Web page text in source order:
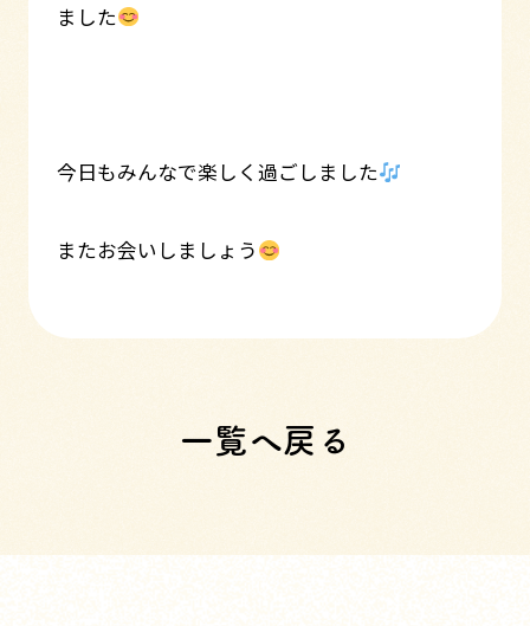
ました
今日もみんなで楽しく過ごしました
またお会いしましょう
一覧へ戻る